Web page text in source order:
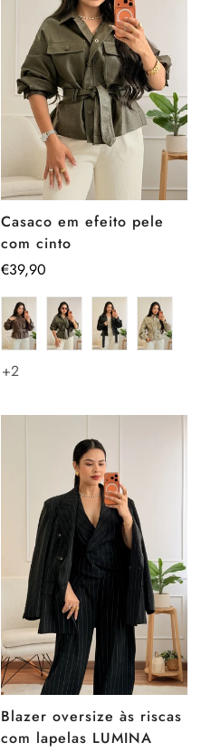
Casaco em efeito pele
com cinto
Preço
€39,90
+2
Blazer oversize às riscas
com lapelas LUMINA